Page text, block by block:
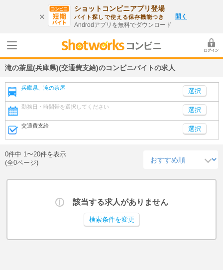
ショットコンビニアプリ登場
バイト探しで使える保存機能つき
Androdアプリを無料でダウンロード
開く
滝の茶屋(兵庫県)(交通費支給)のコンビニバイトの求人
兵庫県、滝の茶屋
勤務日・時間帯を選択してください 選択
交通費支給 選択
0件中 1〜20件を表示
(全0ページ)
該当する求人がありません
検索条件を変更